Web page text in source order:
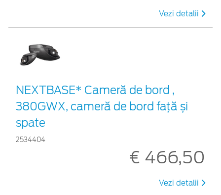
Vezi detalii
NEXTBASE* Cameră de bord ,
380GWX, cameră de bord față și
spate
2534404
€ 466,50
Vezi detalii